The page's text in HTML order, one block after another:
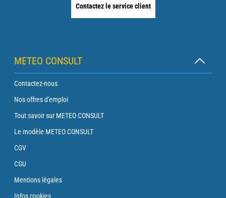
Contactez le service client
METEO CONSULT
Contactez-nous
Nos offres d'emploi
Tout savoir sur METEO CONSULT
Le modèle METEO CONSULT
CGV
CGU
Mentions légales
Infos cookies